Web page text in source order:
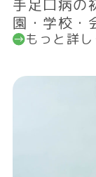
手足口病の
園・学校・
もっと詳し